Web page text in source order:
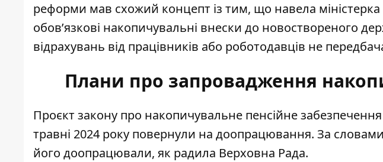
реформи мав схожий концепт із тим, що навела міністерка
обов’язкові накопичувальні внески до новоствореного
відрахувань від працівників або роботодавців не
Плани про запровадження
Проєкт закону про накопичувальне пенсійне
травні 2024 року повернули на доопрацювання. За
його доопрацювали, як радила Верховна Рада.